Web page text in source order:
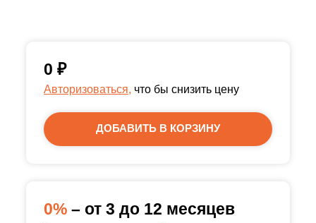
0 ₽
Авторизоваться, что бы снизить цену
ДОБАВИТЬ В КОРЗИНУ
0% – от 3 до 12 месяцев